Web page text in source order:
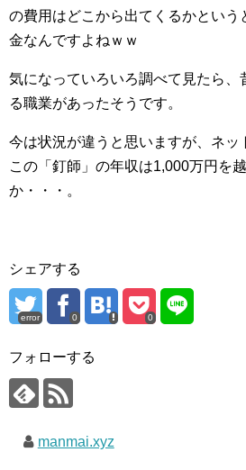
の費用はどこから出てくるかという
金なんですよねｗｗ
気になっていろいろ調べて見たら、
る職業があったそうです。
今は状況が違うと思いますが、ネッ
この「釘師」の年収は1,000万円を
か・・・。
シェアする
error 0 0
フォローする
manmai.xyz